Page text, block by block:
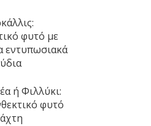
φυτό με
εντυπωσιακά
ή Φιλλύκι:
φυτό